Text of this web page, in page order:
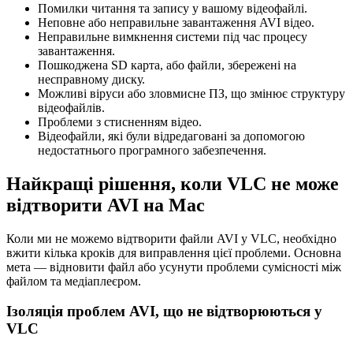
Помилки читання та запису у вашому відеофайлі.
Неповне або неправильне завантаження AVI відео.
Неправильне вимкнення системи під час процесу
завантаження.
Пошкоджена SD карта, або файли, збережені на
несправному диску.
Можливі віруси або зловмисне ПЗ, що змінює структуру
відеофайлів.
Проблеми з стисненням відео.
Відеофайли, які були відредаговані за допомогою
недостатнього програмного забезпечення.
Найкращі рішення, коли VLC не може
відтворити AVI на Mac
Коли ми не можемо відтворити файли AVI у VLC, необхідно
вжити кілька кроків для виправлення цієї проблеми. Основна
мета — відновити файл або усунути проблеми сумісності між
файлом та медіаплеєром.
Ізоляція проблем AVI, що не відтворюються у
VLC